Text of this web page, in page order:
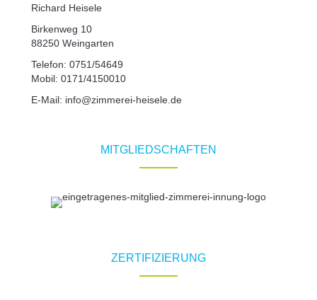
Richard Heisele
Birkenweg 10
88250 Weingarten
Telefon: 0751/54649
Mobil: 0171/4150010
E-Mail: info@zimmerei-heisele.de
MITGLIEDSCHAFTEN
ZERTIFIZIERUNG